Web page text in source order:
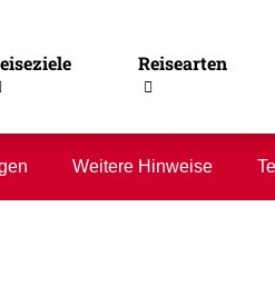
Reisearten
Weitere Hinweise